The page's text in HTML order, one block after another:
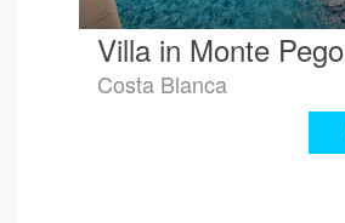
Villa in Monte Pego
Costa Blanca